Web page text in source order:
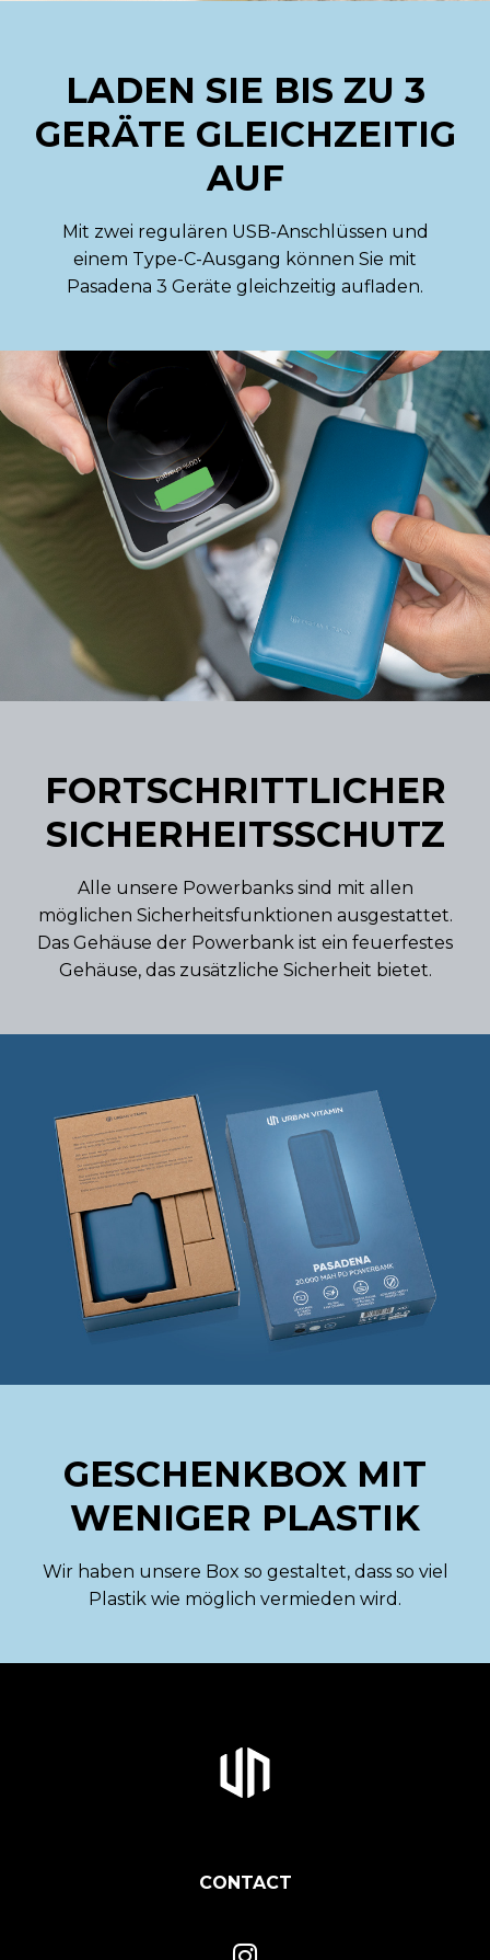
LADEN SIE BIS ZU 3
GERÄTE GLEICHZEITIG
AUF
Mit zwei regulären USB-Anschlüssen und
einem Type-C-Ausgang können Sie mit
Pasadena 3 Geräte gleichzeitig aufladen.
FORTSCHRITTLICHER
SICHERHEITSSCHUTZ
Alle unsere Powerbanks sind mit allen
möglichen Sicherheitsfunktionen ausgestattet.
Das Gehäuse der Powerbank ist ein feuerfestes
Gehäuse, das zusätzliche Sicherheit bietet.
GESCHENKBOX MIT
WENIGER PLASTIK
Wir haben unsere Box so gestaltet, dass so viel
Plastik wie möglich vermieden wird.
CONTACT